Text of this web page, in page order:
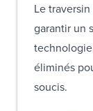
Le
garantir un
éliminés
soucis.